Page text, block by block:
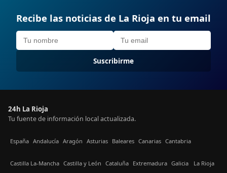
Recibe las noticias de La Rioja en tu email
Suscribirme
24h La Rioja
Tu fuente de información local actualizada.
España Andalucía Aragón Asturias Baleares Canarias Cantabria
Castilla La-Mancha Castilla y León Cataluña Extremadura Galicia La Rioja